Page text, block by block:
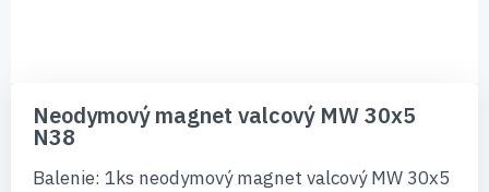
začiatok
galérie
Neodymový magnet valcový MW 30x5
N38
Balenie: 1ks neodymový magnet valcový MW 30x5